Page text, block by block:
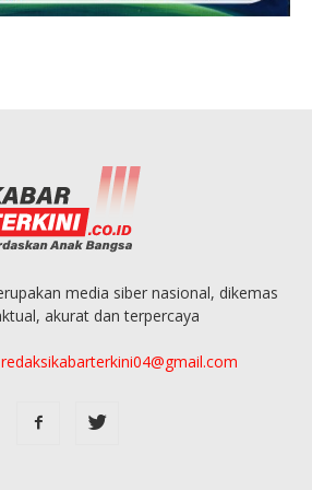
media siber nasional, dikemas
akurat dan terpercaya
redaksikabarterkini04@gmail.com